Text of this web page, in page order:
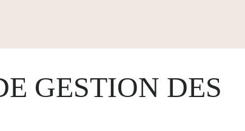
GESTION DES